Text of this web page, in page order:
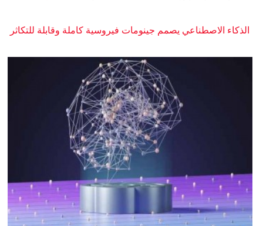
الذكاء الاصطناعي يصمم جينومات فيروسية كاملة وقابلة للتكاثر